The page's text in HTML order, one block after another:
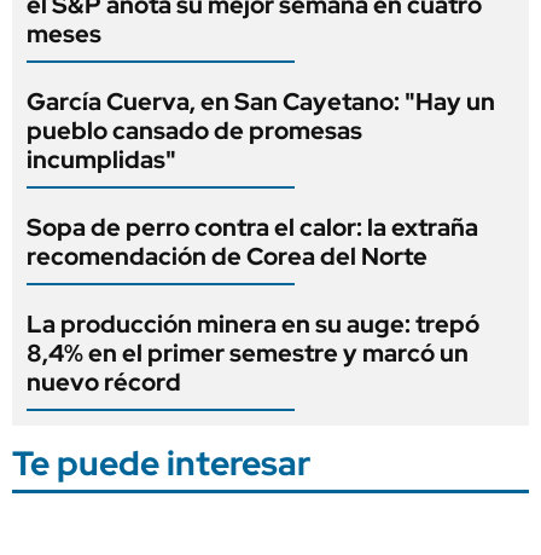
meses
García Cuerva, en San Cayetano: "Hay un
pueblo cansado de promesas
incumplidas"
Sopa de perro contra el calor: la extraña
recomendación de Corea del Norte
La producción minera en su auge: trepó
8,4% en el primer semestre y marcó un
nuevo récord
Te puede interesar